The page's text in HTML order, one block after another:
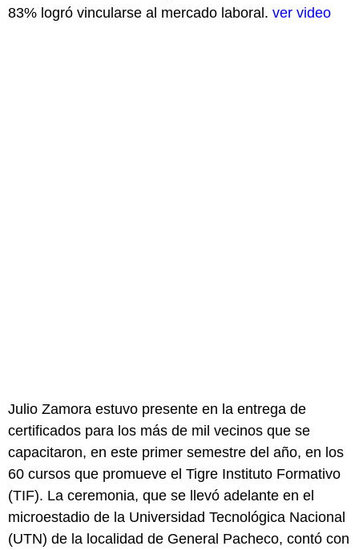
83% logró vincularse al mercado laboral. ver video
Julio Zamora estuvo presente en la entrega de
certificados para los más de mil vecinos que se
capacitaron, en este primer semestre del año, en los
60 cursos que promueve el Tigre Instituto Formativo
(TIF). La ceremonia, que se llevó adelante en el
microestadio de la Universidad Tecnológica Nacional
(UTN) de la localidad de General Pacheco, contó con